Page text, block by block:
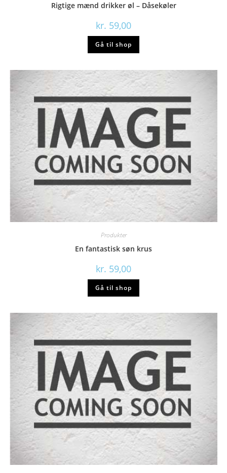
Rigtige mænd drikker øl – Dåsekøler
kr. 59,00
Gå til shop
Produkter
En fantastisk søn krus
kr. 59,00
Gå til shop